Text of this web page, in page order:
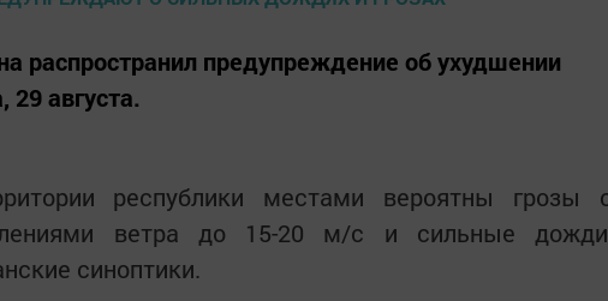
распространил предупреждение об ухудшении
29 августа.
республики местами вероятны грозы
ветра до 15-20 м/с и сильные
синоптики.